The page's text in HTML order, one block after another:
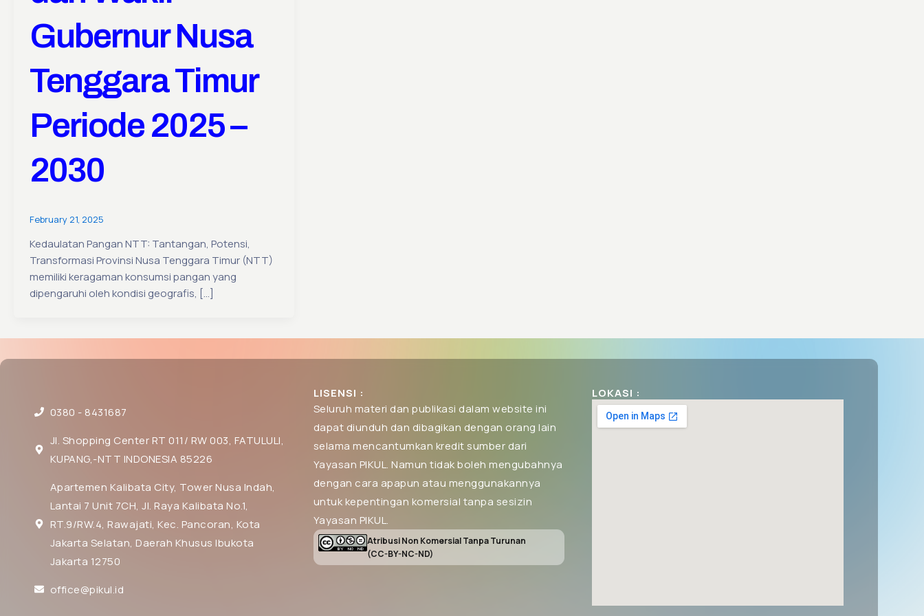
Gubernur Nusa
Tenggara Timur
Periode 2025 –
2030
February 21, 2025
Kedaulatan Pangan NTT: Tantangan, Potensi,
Transformasi Provinsi Nusa Tenggara Timur (NTT)
memiliki keragaman konsumsi pangan yang
dipengaruhi oleh kondisi geografis, […]
0380 - 8431687
Jl. Shopping Center RT 011/ RW 003, FATULULI,
KUPANG,-NTT INDONESIA 85226
Apartemen Kalibata City, Tower Nusa Indah,
Lantai 7 Unit 7CH, Jl. Raya Kalibata No.1,
RT.9/RW.4, Rawajati, Kec. Pancoran, Kota
Jakarta Selatan, Daerah Khusus Ibukota
Jakarta 12750
office@pikul.id
LISENSI :
Seluruh materi dan publikasi dalam website ini
dapat diunduh dan dibagikan dengan orang lain
selama mencantumkan kredit sumber dari
Yayasan PIKUL. Namun tidak boleh mengubahnya
dengan cara apapun atau menggunakannya
untuk kepentingan komersial tanpa sesizin
Yayasan PIKUL.
Atribusi Non Komersial Tanpa Turunan
(CC-BY-NC-ND)
LOKASI :